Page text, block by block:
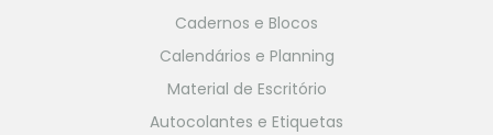
Cadernos e Blocos
Calendários e Planning
Material de Escritório
Autocolantes e Etiquetas